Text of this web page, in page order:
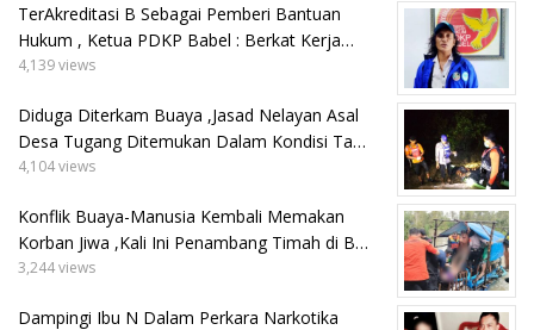
TerAkreditasi B Sebagai Pemberi Bantuan
Hukum , Ketua PDKP Babel : Berkat Kerja…
4,139 views
Diduga Diterkam Buaya ,Jasad Nelayan Asal
Desa Tugang Ditemukan Dalam Kondisi Ta…
4,104 views
Konflik Buaya-Manusia Kembali Memakan
Korban Jiwa ,Kali Ini Penambang Timah di B…
3,244 views
Dampingi Ibu N Dalam Perkara Narkotika